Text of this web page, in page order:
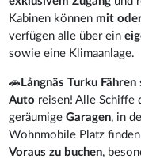
Kabinen können mit
verfügen alle über ein
sowie eine Klimaanlage.
🚗Långnäs Turku Fähren
Auto reisen! Alle Schiffe
geräumigeGaragen, in
Wohnmobile Platz
Voraus zu buchen,